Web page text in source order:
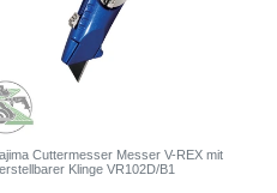
Cuttermesser Messer V-REX mit
Klinge VR102D/B1